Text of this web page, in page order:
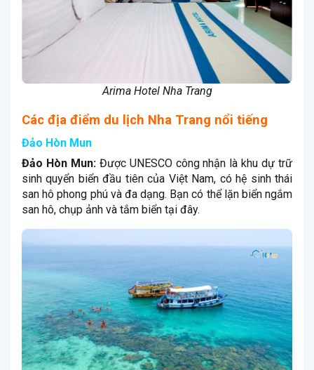
Arima Hotel Nha Trang
Các địa điểm du lịch Nha Trang nổi tiếng
Đảo Hòn Mun
Đảo Hòn Mun:Được UNESCO công nhận là khu dự trữ
sinh quyển biển đầu tiên của Việt Nam, có hệ sinh thái
san hô phong phú và đa dạng. Bạn có thể lặn biển ngắm
san hô, chụp ảnh và tắm biển tại đây.